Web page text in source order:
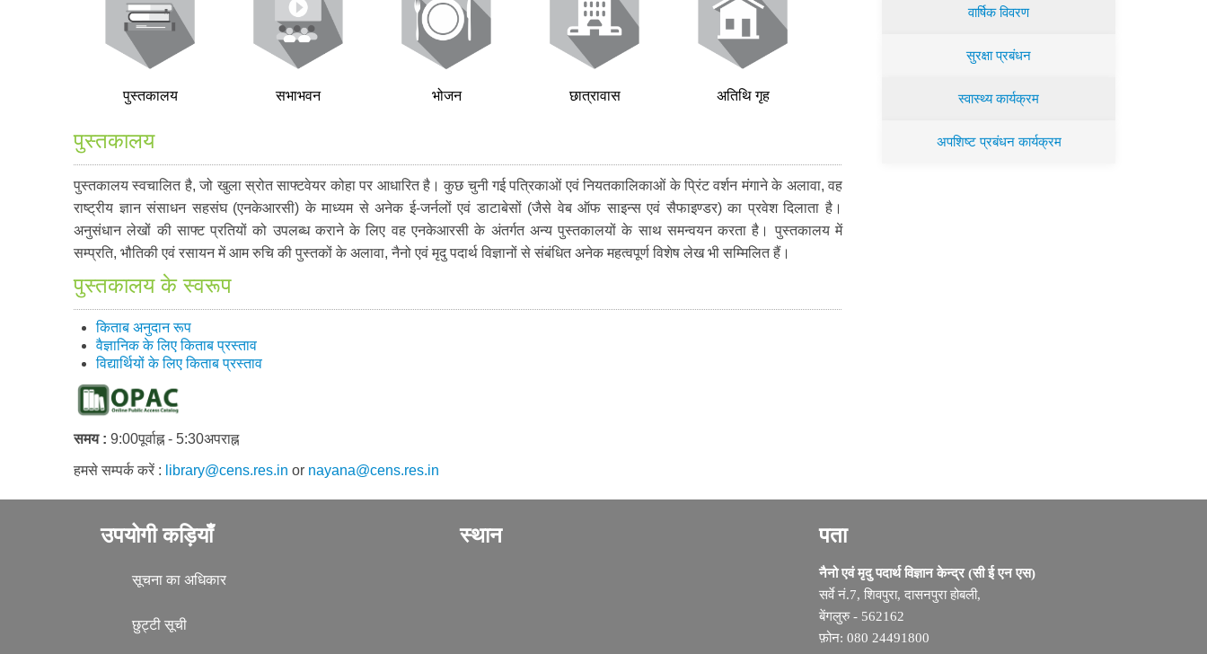
पुस्तकालय सभाभवन भोजन छात्रावास अतिथि गृह
पुस्तकालय
पुस्तकालय स्वचालित है, जो खुला स्रोत साफ्टवेयर कोहा पर आधारित है। कुछ चुनी गई पत्रिकाओं एवं नियतकालिकाओं के प्रिंट वर्शन मंगाने के अलावा, वह
राष्ट्रीय ज्ञान संसाधन सहसंघ (एनकेआरसी) के माध्यम से अनेक ई-जर्नलों एवं डाटाबेसों (जैसे वेब ऑफ साइन्स एवं सैफाइण्डर) का प्रवेश दिलाता है।
अनुसंधान लेखों की साफ्ट प्रतियों को उपलब्ध कराने के लिए वह एनकेआरसी के अंतर्गत अन्य पुस्तकालयों के साथ समन्वयन करता है। पुस्तकालय में
सम्प्रति, भौतिकी एवं रसायन में आम रुचि की पुस्तकों के अलावा, नैनो एवं मृदु पदार्थ विज्ञानों से संबंधित अनेक महत्वपूर्ण विशेष लेख भी सम्मिलित हैं।
पुस्तकालय के स्वरूप
किताब अनुदान रूप
वैज्ञानिक के लिए किताब प्रस्ताव
विद्यार्थियों के लिए किताब प्रस्ताव
समय : 9:00पूर्वाह्न - 5:30अपराह्न
हमसे सम्पर्क करें : library@cens.res.in or nayana@cens.res.in
वार्षिक विवरण
सुरक्षा प्रबंधन
स्वास्थ्य कार्यक्रम
अपशिष्ट प्रबंधन कार्यक्रम
उपयोगी कड़ियाँ
सूचना का अधिकार
छुट्टी सूची
स्थान पता
नैनो एवं मृदु पदार्थ विज्ञान केन्द्र (सी ई एन एस)
सर्वे नं.7, शिवपुरा, दासनपुरा होबली,
बेंगलुरु - 562162
फ़ोन: 080 24491800